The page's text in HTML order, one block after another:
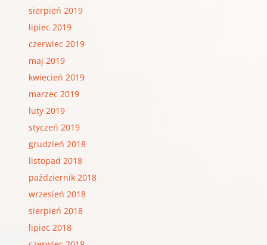
sierpień 2019
lipiec 2019
czerwiec 2019
maj 2019
kwiecień 2019
marzec 2019
luty 2019
styczeń 2019
grudzień 2018
listopad 2018
październik 2018
wrzesień 2018
sierpień 2018
lipiec 2018